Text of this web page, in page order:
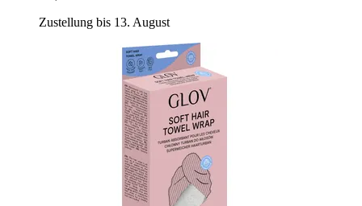
Zustellung bis 13. August